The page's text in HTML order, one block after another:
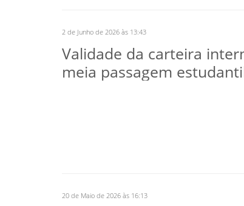
2 de Junho de 2026 às 13:43
Validade da carteira
meia passagem
20 de Maio de 2026 às 16:13